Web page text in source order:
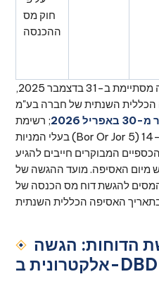
חוק מס
ההכנסה
עבור ישות ששנת הכספים שלה מסתיימת ב-31 בדצמבר 2025,
הכללית השנתית של חברה בע"מ
2026
; רשימת
בעלי המניות (Bor Or Jor 5) חייבת להיות מוגשת לא יאוחר מ-14
המבוקרים חייבים להגיע
מיום האסיפה. מועד ההגשה של
המסים להגשת דוח מס הכנסה של
הדוחות: הגשה